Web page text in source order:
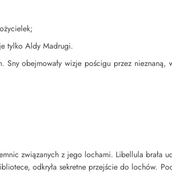
tylko Aldy Madrugi.
Sny obejmowały wizje pościgu przez
związanych z jego lochami. Libellula brała
odkryła sekretne przejście do lochów.